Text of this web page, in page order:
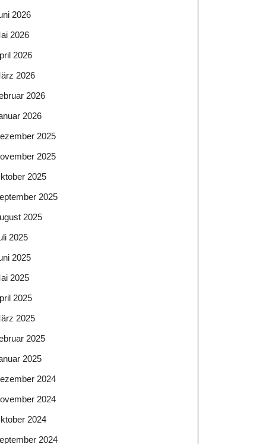
2026
2026
2026
2026
2026
2026
2025
2025
2025
2025
2025
2025
2025
2025
2025
2025
2025
2025
2024
2024
2024
2024